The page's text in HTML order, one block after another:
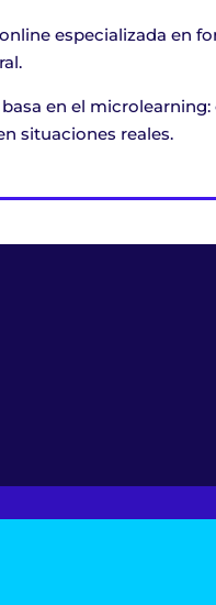
especializada en
en el
situaciones reales.